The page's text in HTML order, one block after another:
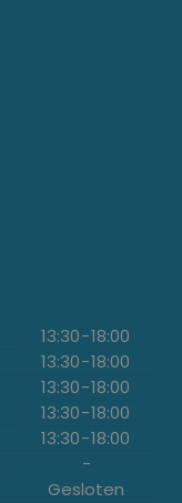
13:30-18:00
13:30-18:00
13:30-18:00
13:30-18:00
13:30-18:00
-
Gesloten